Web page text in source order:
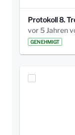
GENEHMIGT